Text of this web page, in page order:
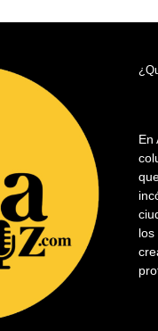
En
los